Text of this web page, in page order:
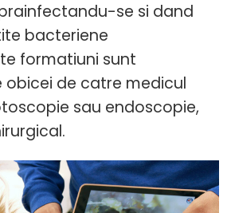
se si dand
bacteriene
formatiuni sunt
obicei de catre medicul
sau endoscopie,